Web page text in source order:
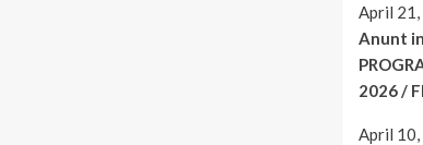
April
Anunt
2026 /
April